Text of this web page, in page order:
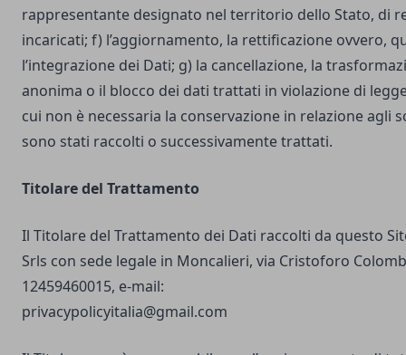
rappresentante designato nel territorio dello Stato, di
incaricati; f) l’aggiornamento, la rettificazione ovvero,
l’integrazione dei Dati; g) la cancellazione, la
anonima o il blocco dei dati trattati in violazione di
cui non è necessaria la conservazione in relazione agli
sono stati raccolti o successivamente trattati.
Titolare del Trattamento
Il Titolare del Trattamento dei Dati raccolti da questo
Srls con sede legale in Moncalieri, via Cristoforo
12459460015, e-mail:
privacypolicyitalia@gmail.com